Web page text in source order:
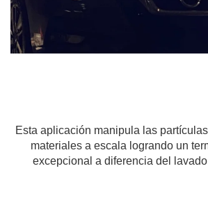
Esta aplicación manipula las
materiales a escala logrando un
excepcional a diferencia del